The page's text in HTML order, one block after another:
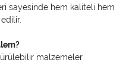
sayesinde hem kaliteli hem
malzemeler